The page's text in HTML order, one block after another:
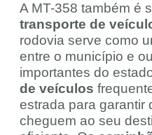
A MT-358 também é
transporte de
rodovia serve como
entre o município e
importantes do
de veículos
estrada para garantir
cheguem ao seu